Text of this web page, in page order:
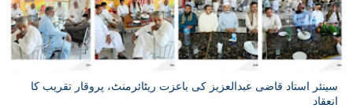
سینئر استاد قاضی عبدالعزیز کی باعزت ریٹائرمنٹ، پروقار تقریب کا
انعقاد